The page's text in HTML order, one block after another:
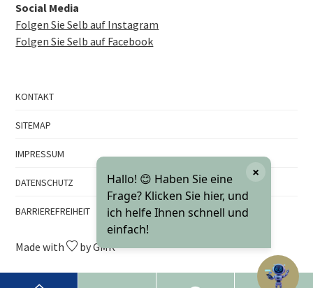
Hallo! 😊 Haben Sie eine
Frage? Klicken Sie hier, und
ich helfe Ihnen schnell und
einfach!
×
Social Media
Folgen Sie Selb auf Instagram
Folgen Sie Selb auf Facebook
KONTAKT
SITEMAP
IMPRESSUM
DATENSCHUTZ
BARRIEREFREIHEIT
Made with by GMK